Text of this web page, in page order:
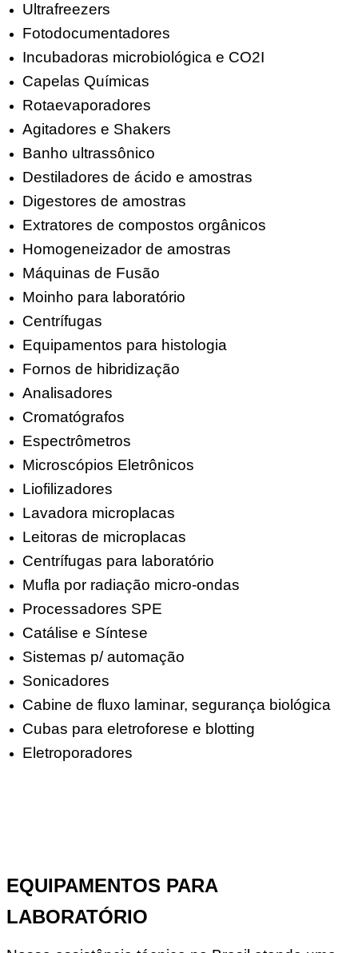
Ultrafreezers
Fotodocumentadores
Incubadoras microbiológica e CO2I
Capelas Químicas
Rotaevaporadores
Agitadores e Shakers
Banho ultrassônico
Destiladores de ácido e amostras
Digestores de amostras
Extratores de compostos orgânicos
Homogeneizador de amostras
Máquinas de Fusão
Moinho para laboratório
Centrífugas
Equipamentos para histologia
Fornos de hibridização
Analisadores
Cromatógrafos
Espectrômetros
Microscópios Eletrônicos
Liofilizadores
Lavadora microplacas
Leitoras de microplacas
Centrífugas para laboratório
Mufla por radiação micro-ondas
Processadores SPE
Catálise e Síntese
Sistemas p/ automação
Sonicadores
Cabine de fluxo laminar, segurança biológica
Cubas para eletroforese e blotting
Eletroporadores
EQUIPAMENTOS PARA
LABORATÓRIO